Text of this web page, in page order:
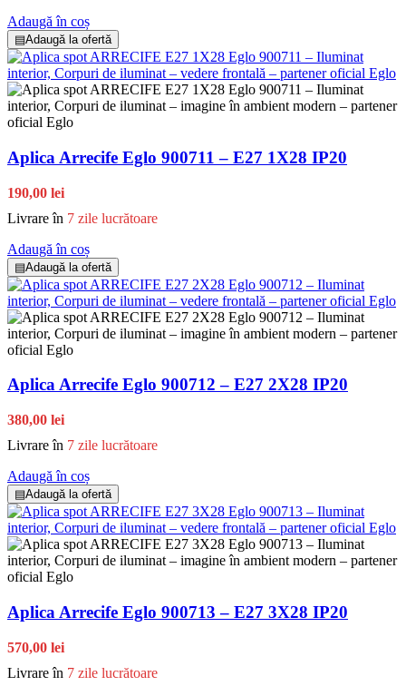
Adaugă în coș
▤Adaugă la ofertă
Aplica Arrecife Eglo 900711 – E27 1X28 IP20
190,00 lei
Livrare în 7 zile lucrătoare
Adaugă în coș
▤Adaugă la ofertă
Aplica Arrecife Eglo 900712 – E27 2X28 IP20
380,00 lei
Livrare în 7 zile lucrătoare
Adaugă în coș
▤Adaugă la ofertă
Aplica Arrecife Eglo 900713 – E27 3X28 IP20
570,00 lei
Livrare în 7 zile lucrătoare